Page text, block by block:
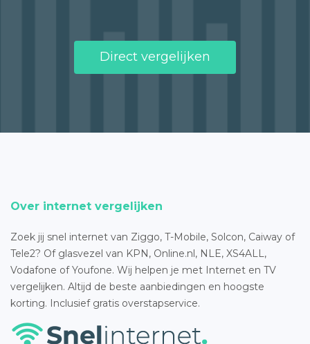
Direct vergelijken
Over internet vergelijken
Zoek jij snel internet van Ziggo, T-Mobile, Solcon, Caiway of
Tele2? Of glasvezel van KPN, Online.nl, NLE, XS4ALL,
Vodafone of Youfone. Wij helpen je met Internet en TV
vergelijken. Altijd de beste aanbiedingen en hoogste
korting. Inclusief gratis overstapservice.